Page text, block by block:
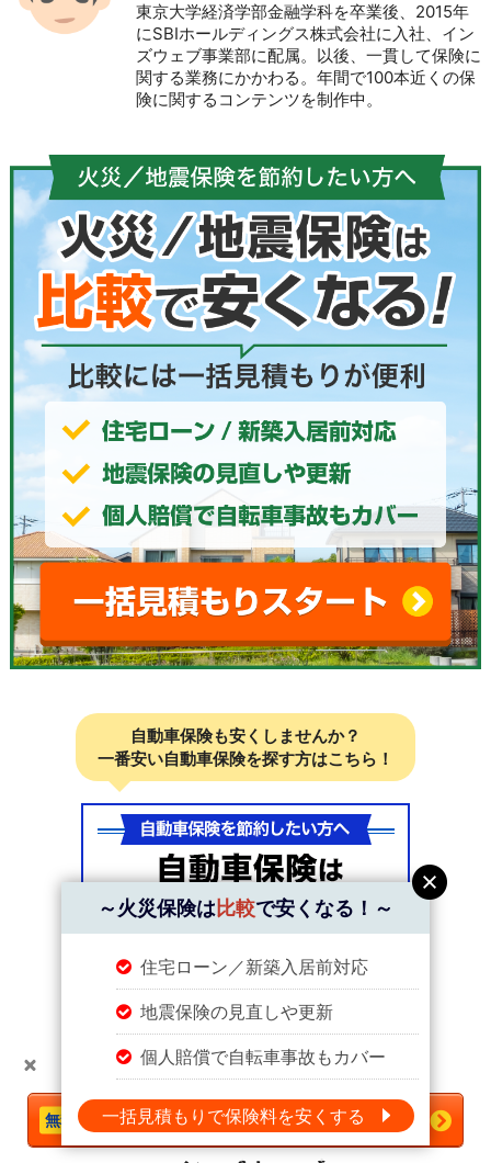
東京大学経済学部金融学科を卒業後、2015年
にSBIホールディングス株式会社に入社、イン
ズウェブ事業部に配属。以後、一貫して保険に
関する業務にかかわる。年間で100本近くの保
険に関するコンテンツを制作中。
自動車保険も安くしませんか？
一番安い自動車保険を探す方はこちら！
～火災保険は比較で安くなる！～
住宅ローン／新築入居前対応
地震保険の見直しや更新
個人賠償で自転車事故もカバー
一括見積もりで保険料を安くする
＼火災保険は比較で安くなる！／
今すぐ一括見積もりへ